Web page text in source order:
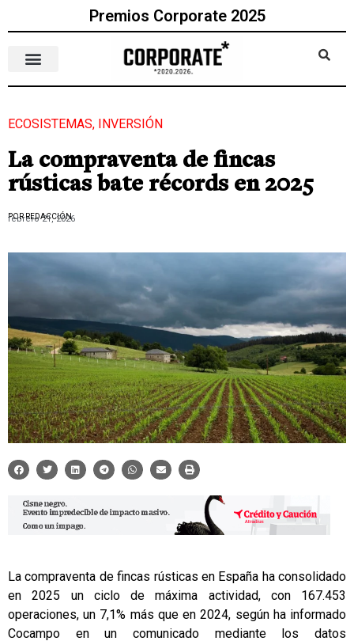
Premios Corporate 2025
ECOSISTEMAS, INVERSIÓN
La compraventa de fincas
rústicas bate récords en 2025
POR REDACCIÓN
febrero 21, 2026
La compraventa de fincas rústicas en España ha consolidado
en 2025 un ciclo de máxima actividad, con 167.453
operaciones, un 7,1% más que en 2024, según ha informado
Cocampo en un comunicado mediante los datos